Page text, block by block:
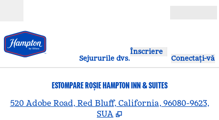
Sejururile dvs.
Înscriere
Conectați-vă
ESTOMPARE ROȘIE HAMPTON INN & SUITES
520 Adobe Road, Red Bluff, California, 96080-9623,
SUA